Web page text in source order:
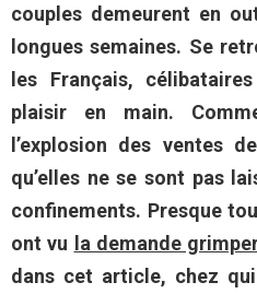
couples demeurent en
longues semaines. Se
les Français,
plaisir en main.
l’explosion des ventes
qu’elles ne se sont pas
confinements. Presque
ont vu la demande
dans cet article, chez